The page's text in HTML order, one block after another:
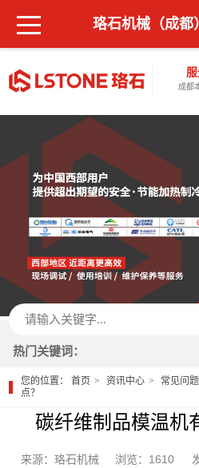
成都
珞石机械（成都
热门关键词：
您的位置：首页 资讯中心 常见问题
点？
碳纤维制品模温机
来源：珞石机械 浏览：1610